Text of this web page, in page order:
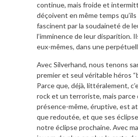
continue, mais froide et
déçoivent en même temps
fascinent par la soudaineté de
l’imminence de leur disparition.
eux-mêmes, dans une
Avec Silverhand, nous tenons
premier et seul véritable héros
Parce que, déjà, littéralement,
rock et un terroriste, mais parce
présence-même, éruptive, est
que redoutée, et que ses
notre éclipse prochaine. Avec